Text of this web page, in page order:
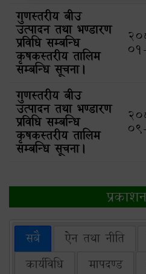
गुणस्तरीय बीउ
उत्पादन तथा भण्डारण
प्रविधि सम्बन्धि
कृषकस्तरीय तालिम
सम्बन्धि सूचना।
गुणस्तरीय बीउ
उत्पादन तथा भण्डारण
प्रविधि सम्बन्धि
कृषकस्तरीय तालिम
सम्बन्धि सूचना।
सबै ऐन तथा नीति
कार्यविधि
मापदण्ड